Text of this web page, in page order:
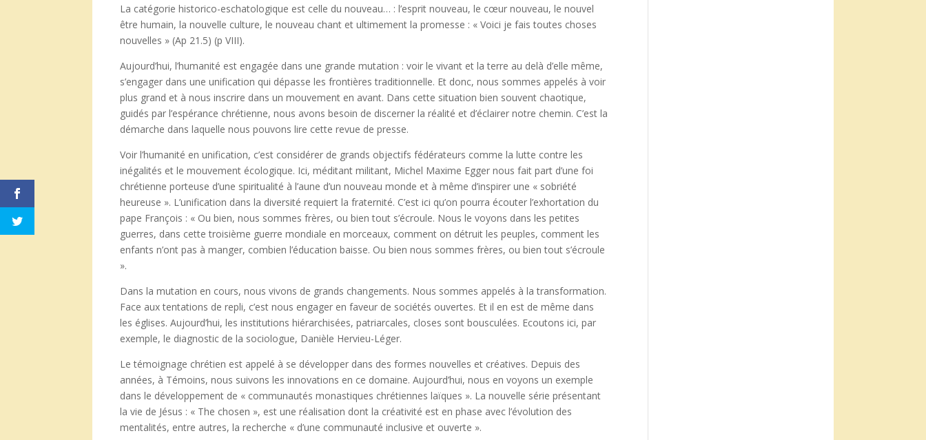
La catégorie historico-eschatologique est celle du nouveau… : l’esprit nouveau, le cœur nouveau, le nouvel
être humain, la nouvelle culture, le nouveau chant et ultimement la promesse : « Voici je fais toutes choses
nouvelles » (Ap 21.5) (p VIII).
Aujourd’hui, l’humanité est engagée dans une grande mutation : voir le vivant et la terre au delà d’elle même,
s’engager dans une unification qui dépasse les frontières traditionnelle. Et donc, nous sommes appelés à voir
plus grand et à nous inscrire dans un mouvement en avant. Dans cette situation bien souvent chaotique,
guidés par l’espérance chrétienne, nous avons besoin de discerner la réalité et d’éclairer notre chemin. C’est la
démarche dans laquelle nous pouvons lire cette revue de presse.
Voir l’humanité en unification, c’est considérer de grands objectifs fédérateurs comme la lutte contre les
inégalités et le mouvement écologique. Ici, méditant militant, Michel Maxime Egger nous fait part d’une foi
chrétienne porteuse d’une spiritualité à l’aune d’un nouveau monde et à même d’inspirer une « sobriété
heureuse ». L’unification dans la diversité requiert la fraternité. C’est ici qu’on pourra écouter l’exhortation du
pape François : « Ou bien, nous sommes frères, ou bien tout s’écroule. Nous le voyons dans les petites
guerres, dans cette troisième guerre mondiale en morceaux, comment on détruit les peuples, comment les
enfants n’ont pas à manger, combien l’éducation baisse. Ou bien nous sommes frères, ou bien tout s’écroule
».
Dans la mutation en cours, nous vivons de grands changements. Nous sommes appelés à la transformation.
Face aux tentations de repli, c’est nous engager en faveur de sociétés ouvertes. Et il en est de même dans
les églises. Aujourd’hui, les institutions hiérarchisées, patriarcales, closes sont bousculées. Ecoutons ici, par
exemple, le diagnostic de la sociologue, Danièle Hervieu-Léger.
Le témoignage chrétien est appelé à se développer dans des formes nouvelles et créatives. Depuis des
années, à Témoins, nous suivons les innovations en ce domaine. Aujourd’hui, nous en voyons un exemple
dans le développement de « communautés monastiques chrétiennes laïques ». La nouvelle série présentant
la vie de Jésus : « The chosen », est une réalisation dont la créativité est en phase avec l’évolution des
mentalités, entre autres, la recherche « d’une communauté inclusive et ouverte ».